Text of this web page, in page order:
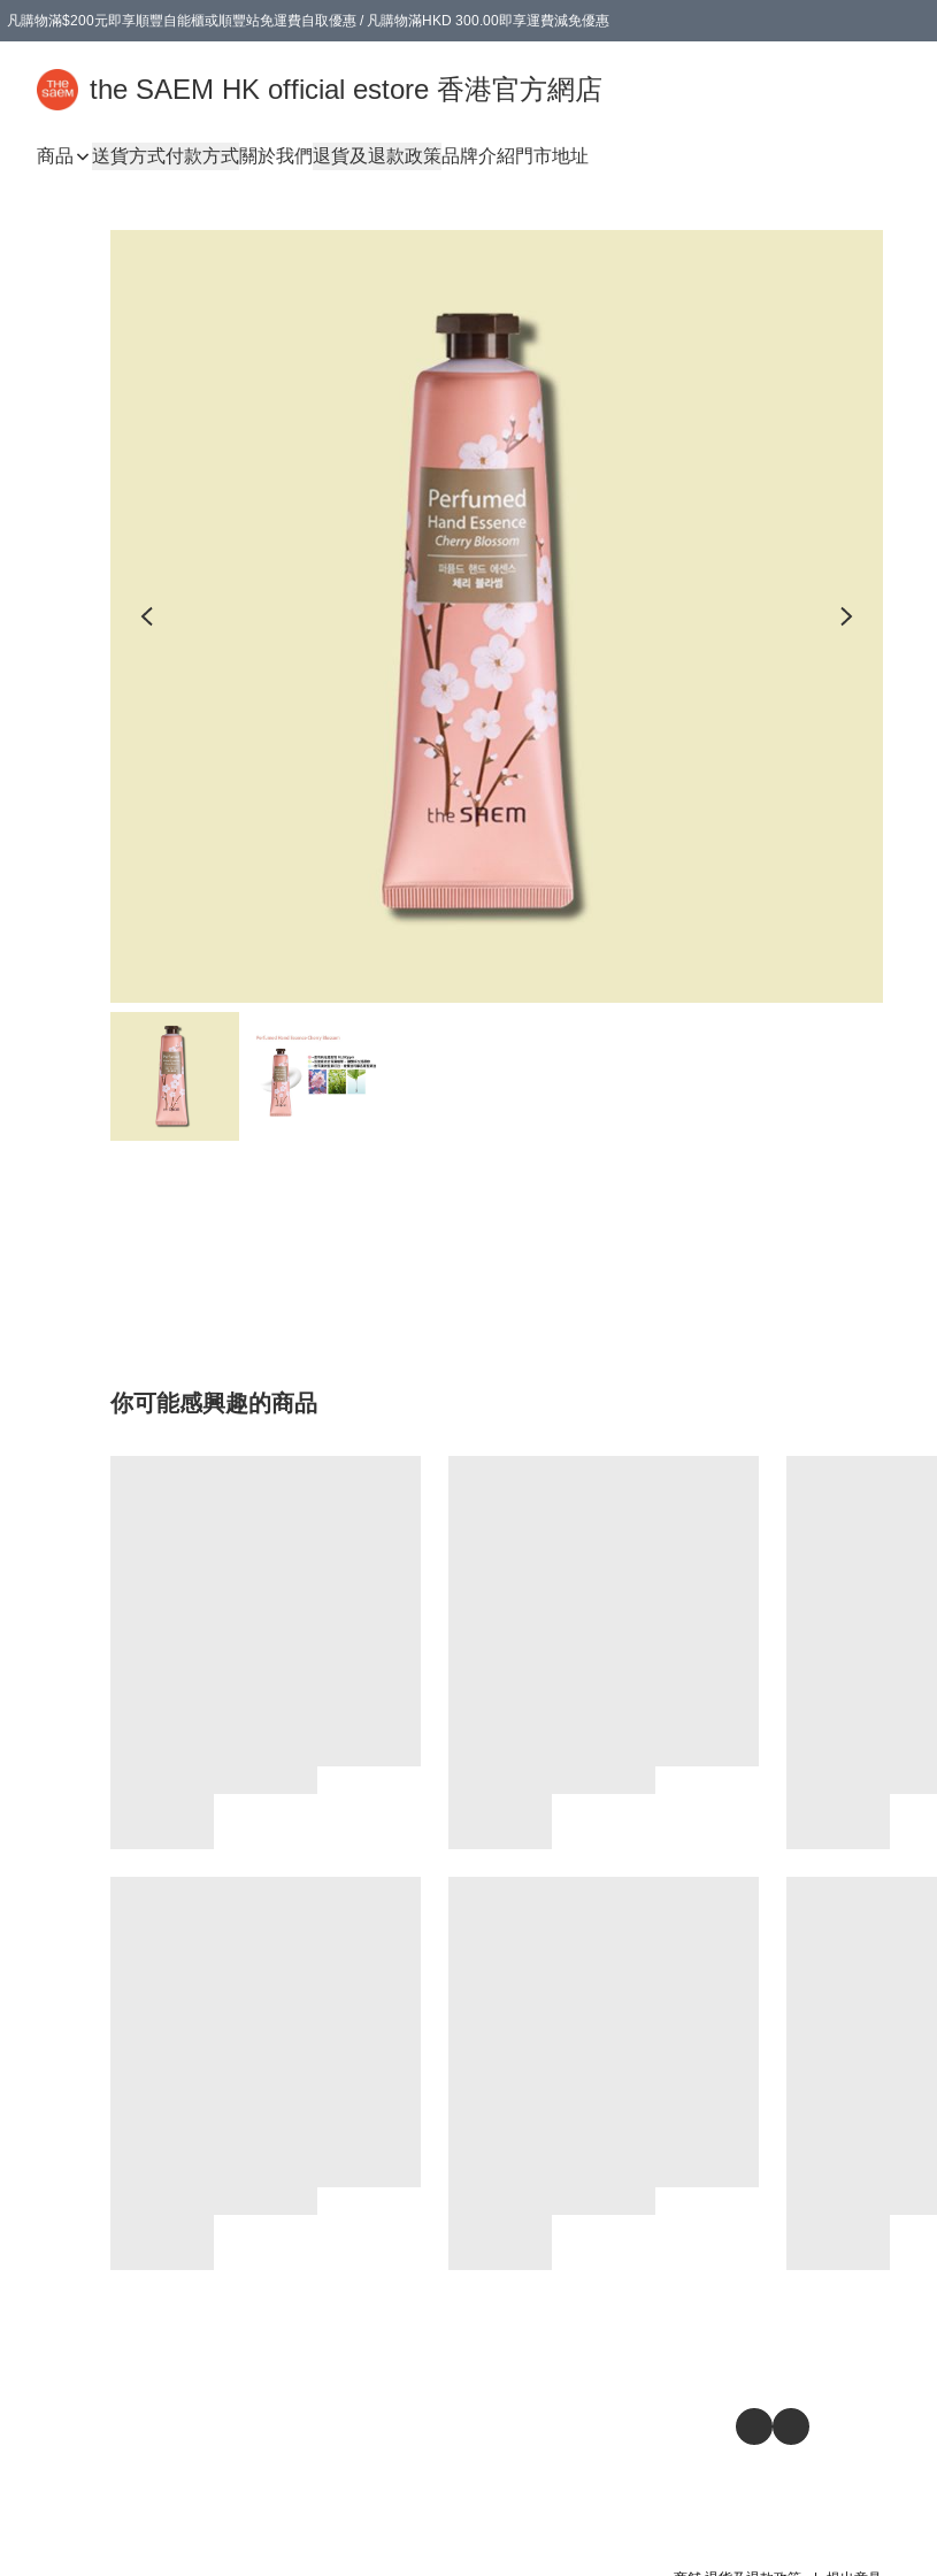
凡購物滿$200元即享順豐自能櫃或順豐站免運費自取優惠 / 凡購物滿HKD 300.00即享運費減免優惠
the SAEM HK official estore 香港官方網店
商品 送貨方式付款方式關於我們退貨及退款政策品牌介紹門市地址
你可能感興趣的商品